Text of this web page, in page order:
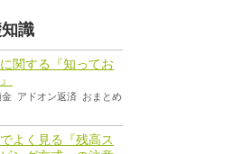
識
関する『知ってお
アドオン返済 おまとめ
よく見る『残高ス